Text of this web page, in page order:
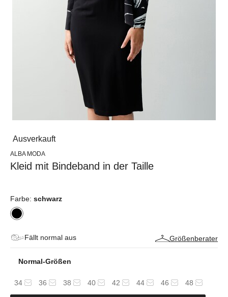
Ausverkauft
ALBA MODA
Kleid mit Bindeband in der Taille
Farbe: schwarz
Fällt normal aus Größenberater
Normal-Größen
34 36 38 40 42 44 46 48